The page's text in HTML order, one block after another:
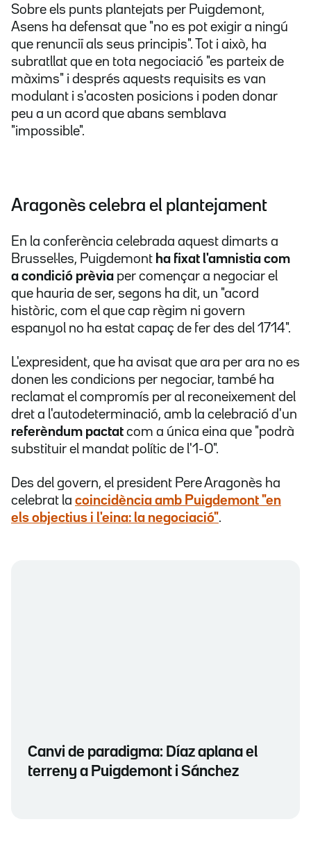
Sobre els punts plantejats per Puigdemont,
Asens ha defensat que "no es pot exigir a ningú
que renunciï als seus principis". Tot i això, ha
subratllat que en tota negociació "es parteix de
màxims" i després aquests requisits es van
modulant i s'acosten posicions i poden donar
peu a un acord que abans semblava
"impossible".
Aragonès celebra el plantejament
En la conferència celebrada aquest dimarts a
Brussel·les, Puigdemont ha fixat l'amnistia com
a condició prèvia per començar a negociar el
que hauria de ser, segons ha dit, un "acord
històric, com el que cap règim ni govern
espanyol no ha estat capaç de fer des del 1714".
L'expresident, que ha avisat que ara per ara no es
donen les condicions per negociar, també ha
reclamat el compromís per al reconeixement del
dret a l'autodeterminació, amb la celebració d'un
referèndum pactat com a única eina que "podrà
substituir el mandat polític de l'1-O".
Des del govern, el president Pere Aragonès ha
celebrat la coincidència amb Puigdemont "en
els objectius i l'eina: la negociació".
Canvi de paradigma: Díaz aplana el
terreny a Puigdemont i Sánchez